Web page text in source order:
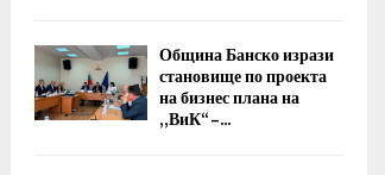
Община Банско изрази
становище по проекта
на бизнес плана на
„ВиК“ –...